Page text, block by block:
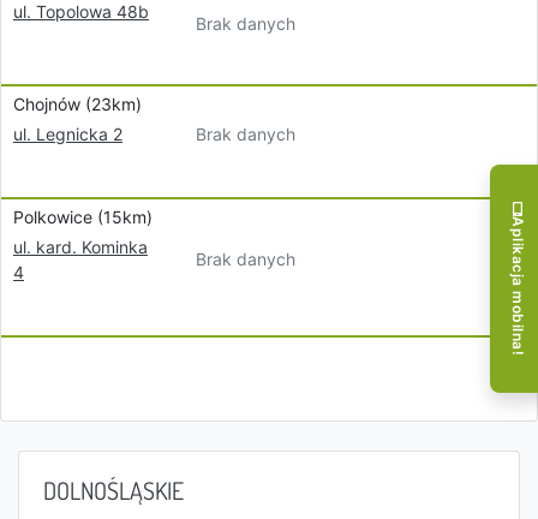
ul. Topolowa 48b
Brak danych
Chojnów (23km)
ul. Legnicka 2
Brak danych
Polkowice (15km)
ul. kard. Kominka
4
Brak danych
DOLNOŚLĄSKIE
Aplikacja mobilna!